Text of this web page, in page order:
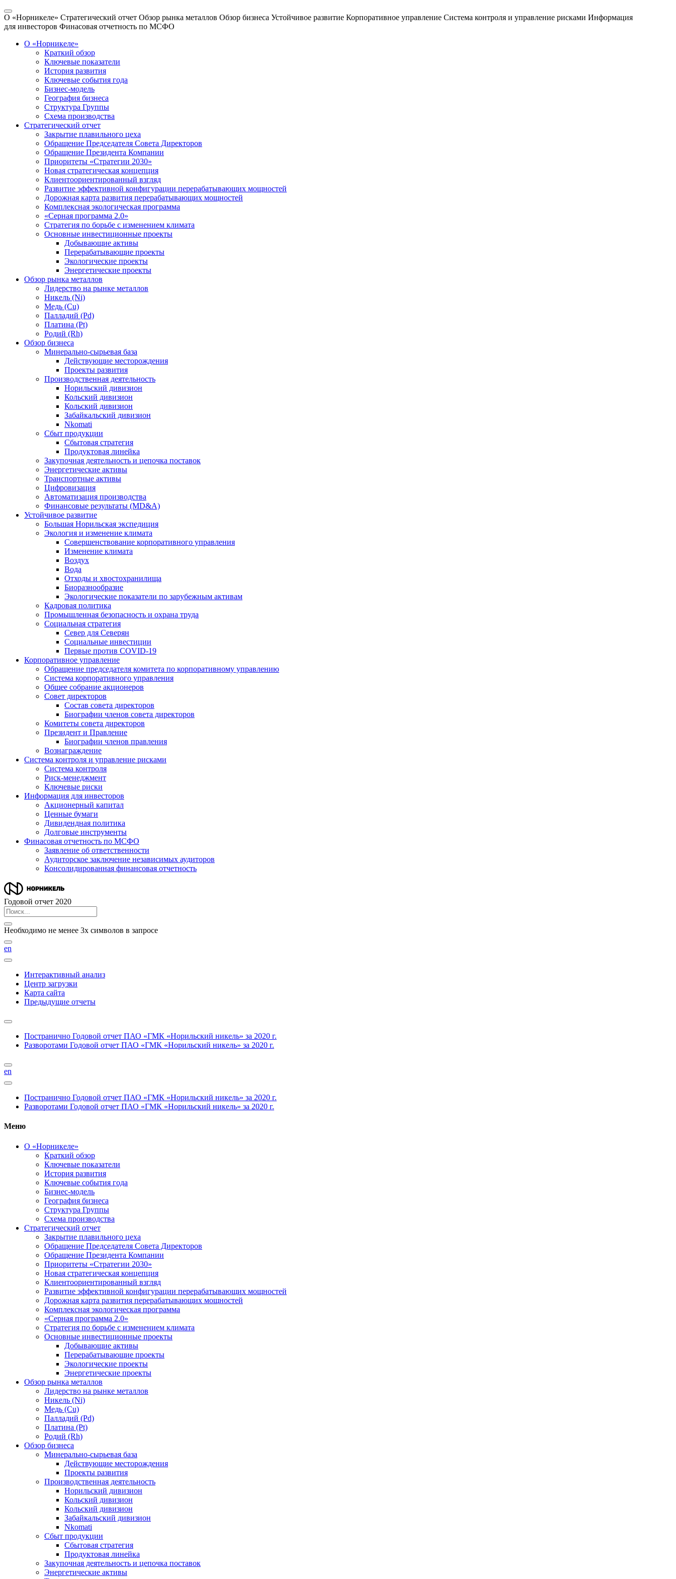
О «Норникеле» Стратегический отчет Обзор рынка металлов Обзор бизнеса Устойчивое развитие Корпоративное управление Система контроля и управление рисками Информация
для инвесторов Финасовая отчетность по МСФО
О «Норникеле»
Краткий обзор
Ключевые показатели
История развития
Ключевые события года
Бизнес-модель
География бизнеса
Структура Группы
Схема производства
Стратегический отчет
Закрытие плавильного цеха
Обращение Председателя Совета Директоров
Обращение Президента Компании
Приоритеты «Стратегии 2030»
Новая стратегическая концепция
Клиентоориентированный взгляд
Развитие эффективной конфигурации перерабатывающих мощностей
Дорожная карта развития перерабатывающих мощностей
Комплексная экологическая программа
«Серная программа 2.0»
Стратегия по борьбе с изменением климата
Основные инвестиционные проекты
Добывающие активы
Перерабатывающие проекты
Экологические проекты
Энергетические проекты
Обзор рынка металлов
Лидерство на рынке металлов
Никель (Ni)
Медь (Cu)
Палладий (Pd)
Платина (Pt)
Родий (Rh)
Обзор бизнеса
Минерально-сырьевая база
Действующие месторождения
Проекты развития
Производственная деятельность
Норильский дивизион
Кольский дивизион
Кольский дивизион
Забайкальский дивизион
Nkomati
Сбыт продукции
Сбытовая стратегия
Продуктовая линейка
Закупочная деятельность и цепочка поставок
Энергетические активы
Транспортные активы
Цифровизация
Автоматизация производства
Финансовые результаты (MD&A)
Устойчивое развитие
Большая Норильская экспедиция
Экология и изменение климата
Совершенствование корпоративного управления
Изменение климата
Воздух
Вода
Отходы и хвостохранилища
Биоразнообразие
Экологические показатели по зарубежным активам
Кадровая политика
Промышленная безопасность и охрана труда
Социальная стратегия
Север для Северян
Социальные инвестиции
Первые против COVID‑19
Корпоративное управление
Обращение председателя комитета по корпоративному управлению
Система корпоративного управления
Общее собрание акционеров
Совет директоров
Состав совета директоров
Биографии членов совета директоров
Комитеты совета директоров
Президент и Правление
Биографии членов правления
Вознаграждение
Система контроля и управление рисками
Система контроля
Риск-менеджмент
Ключевые риски
Информация для инвесторов
Акционерный капитал
Ценные бумаги
Дивидендная политика
Долговые инструменты
Финасовая отчетность по МСФО
Заявление об ответственности
Аудиторское заключение независимых аудиторов
Консолидированная финансовая отчетность
Годовой отчет 2020
Необходимо не менее 3х символов в запросе
en
Интерактивный анализ
Центр загрузки
Карта сайта
Предыдущие отчеты
Постранично Годовой отчет ПАО «ГМК «Норильский никель» за 2020 г.
Разворотами Годовой отчет ПАО «ГМК «Норильский никель» за 2020 г.
en
Постранично Годовой отчет ПАО «ГМК «Норильский никель» за 2020 г.
Разворотами Годовой отчет ПАО «ГМК «Норильский никель» за 2020 г.
Меню
О «Норникеле»
Краткий обзор
Ключевые показатели
История развития
Ключевые события года
Бизнес-модель
География бизнеса
Структура Группы
Схема производства
Стратегический отчет
Закрытие плавильного цеха
Обращение Председателя Совета Директоров
Обращение Президента Компании
Приоритеты «Стратегии 2030»
Новая стратегическая концепция
Клиентоориентированный взгляд
Развитие эффективной конфигурации перерабатывающих мощностей
Дорожная карта развития перерабатывающих мощностей
Комплексная экологическая программа
«Серная программа 2.0»
Стратегия по борьбе с изменением климата
Основные инвестиционные проекты
Добывающие активы
Перерабатывающие проекты
Экологические проекты
Энергетические проекты
Обзор рынка металлов
Лидерство на рынке металлов
Никель (Ni)
Медь (Cu)
Палладий (Pd)
Платина (Pt)
Родий (Rh)
Обзор бизнеса
Минерально-сырьевая база
Действующие месторождения
Проекты развития
Производственная деятельность
Норильский дивизион
Кольский дивизион
Кольский дивизион
Забайкальский дивизион
Nkomati
Сбыт продукции
Сбытовая стратегия
Продуктовая линейка
Закупочная деятельность и цепочка поставок
Энергетические активы